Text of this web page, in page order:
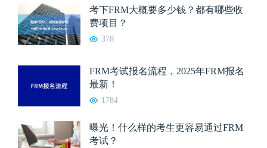
考下FRM大概要多少钱？都有哪些收
费项目？
378
FRM考试报名流程，2025年FRM报名
最新！
1784
曝光！什么样的考生更容易通过FRM
考试？